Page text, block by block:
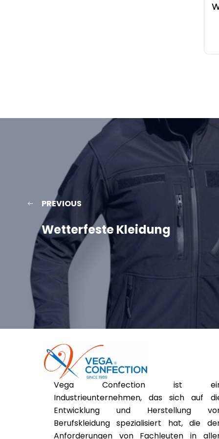
PREVIOUS
Wetterfeste Kleidung
Vega Confection ist
Industrieunternehmen, das sich auf
Entwicklung und Herstellung
Berufskleidung spezialisiert hat, die
Anforderungen von Fachleuten in